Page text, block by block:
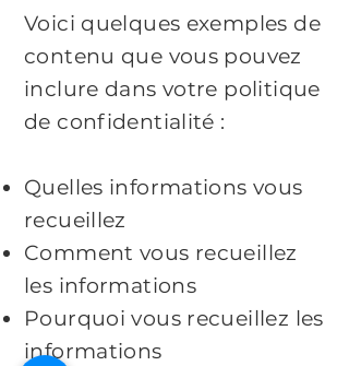
Voici quelques exemples de
contenu que vous pouvez
inclure dans votre politique
de confidentialité :
Quelles informations vous
recueillez
Comment vous recueillez
les informations
Pourquoi vous recueillez les
informations